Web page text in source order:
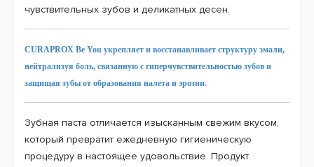
чувствительных зубов и деликатных десен.
CURAPROX Be You укрепляет и восстанавливает структуру эмали,
нейтрализуя боль, связанную с гиперчувствительностью зубов и
защищая зубы от образования налета и эрозии.
Зубная паста отличается изысканным свежим вкусом,
который превратит ежедневную гигиеническую
процедуру в настоящее удовольствие. Продукт